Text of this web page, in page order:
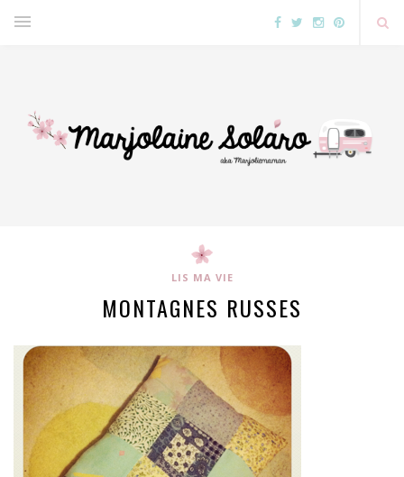
LIS MA VIE
MONTAGNES RUSSES